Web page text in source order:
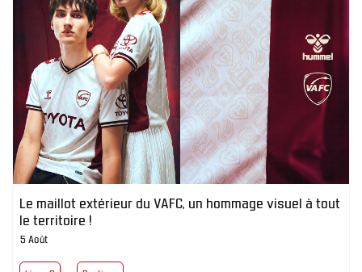
Le maillot extérieur du VAFC, un hommage visuel à tout
le territoire !
5 Août